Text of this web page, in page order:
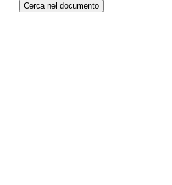
Cerca nel documento